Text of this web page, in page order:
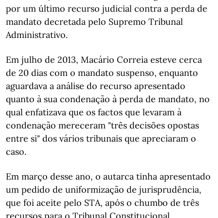
por um último recurso judicial contra a perda de
mandato decretada pelo Supremo Tribunal
Administrativo.
Em julho de 2013, Macário Correia esteve cerca
de 20 dias com o mandato suspenso, enquanto
aguardava a análise do recurso apresentado
quanto à sua condenação à perda de mandato, no
qual enfatizava que os factos que levaram à
condenação mereceram "três decisões opostas
entre si" dos vários tribunais que apreciaram o
caso.
Em março desse ano, o autarca tinha apresentado
um pedido de uniformização de jurisprudência,
que foi aceite pelo STA, após o chumbo de três